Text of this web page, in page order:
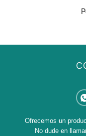
Ofrecemos un
No dude en